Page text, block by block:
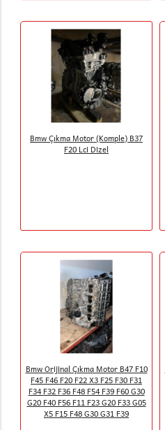
Bmw Çıkma Motor (Komple) B37
F20 Lci Dizel
Bmw Orijinal Çıkma Motor B47 F10
F45 F46 F20 F22 X3 F25 F30 F31
F34 F32 F36 F48 F54 F39 F60 G30
G20 F40 F56 F11 F23 G20 F33 G05
X5 F15 F48 G30 G31 F39